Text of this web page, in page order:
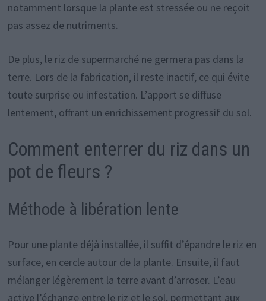
notamment lorsque la plante est stressée ou ne reçoit
pas assez de nutriments.
De plus, le riz de supermarché ne germera pas dans la
terre. Lors de la fabrication, il reste inactif, ce qui évite
toute surprise ou infestation. L’apport se diffuse
lentement, offrant un enrichissement progressif du sol.
Comment enterrer du riz dans un
pot de fleurs ?
Méthode à libération lente
Pour une plante déjà installée, il suffit d’épandre le riz en
surface, en cercle autour de la plante. Ensuite, il faut
mélanger légèrement la terre avant d’arroser. L’eau
active l’échange entre le riz et le sol, permettant aux